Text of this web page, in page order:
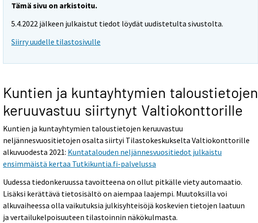
Tämä sivu on arkistoitu.
5.4.2022 jälkeen julkaistut tiedot löydät uudistetulta sivustolta.
Siirry uudelle tilastosivulle
Kuntien ja kuntayhtymien taloustietojen
keruuvastuu siirtynyt Valtiokonttorille
Kuntien ja kuntayhtymien taloustietojen keruuvastuu
neljännesvuositietojen osalta siirtyi Tilastokeskukselta Valtiokonttorille
alkuvuodesta 2021: Kuntatalouden neljännesvuositiedot julkaistu
ensimmäistä kertaa Tutkikuntia.fi-palvelussa
Uudessa tiedonkeruussa tavoitteena on ollut pitkälle viety automaatio.
Lisäksi kerättävä tietosisältö on aiempaa laajempi. Muutoksilla voi
alkuvaiheessa olla vaikutuksia julkisyhteisöjä koskevien tietojen laatuun
ja vertailukelpoisuuteen tilastoinnin näkökulmasta.